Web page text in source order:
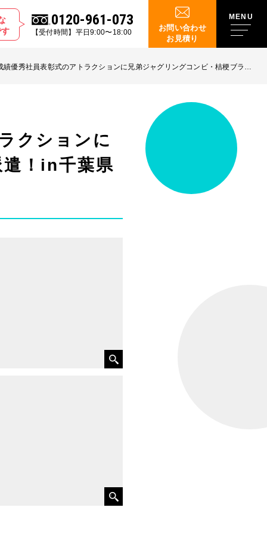
0120-961-073
【受付時間】平日9:00〜18:00
お問い合わせ
お見積り
績優秀社員表彰式のアトラクションに兄弟ジャグリングコンビ・桔梗ブラザ
クションに
！in千葉県